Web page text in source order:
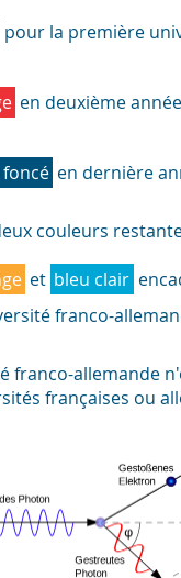
pour la première
en deuxième
en dernière
couleurs
et bleu clair
franco-
franco-allemande
françaises ou